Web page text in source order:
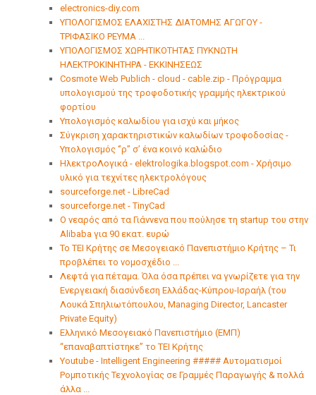
electronics-diy.com
ΥΠΟΛΟΓΙΣΜΟΣ ΕΛΑΧΙΣΤΗΣ ΔΙΑΤΟΜΗΣ ΑΓΩΓΟΥ -
ΤΡΙΦΑΣΙΚΟ ΡΕΥΜΑ ...
ΥΠΟΛΟΓΙΣΜΟΣ ΧΩΡΗΤΙΚΟΤΗΤΑΣ ΠΥΚΝΩΤΗ
ΗΛΕΚΤΡΟΚΙΝΗΤΗΡΑ - ΕΚΚΙΝΗΣΕΩΣ
Cosmote Web Publich - cloud - cable.zip - Πρόγραμμα
υπολογισμού της τροφοδοτικής γραμμής ηλεκτρικού
φορτίου
Υπολογισμός καλωδίου για ισχύ και μήκος
Σύγκριση χαρακτηριστικών καλωδίων τροφοδοσίας -
Υπολογισμός ‘’ρ’’ σ’ ένα κοινό καλώδιο
ΗλεκτροΛογικά - elektrologika.blogspot.com - Χρήσιμο
υλικό για τεχνίτες ηλεκτρολόγους
sourceforge.net - LibreCad
sourceforge.net - TinyCad
O νεαρός από τα Γιάννενα που πούλησε τη startup του στην
Alibaba για 90 εκατ. ευρώ
Το ΤΕΙ Κρήτης σε Μεσογειακό Πανεπιστήμιο Κρήτης – Τι
προβλέπει το νομοσχέδιο ...
Λεφτά για πέταμα. Όλα όσα πρέπει να γνωρίζετε για την
Ενεργειακή διασύνδεση Ελλάδας-Κύπρου-Ισραήλ (του
Λουκά Σπηλιωτόπουλου, Managing Director, Lancaster
Private Equity)
Ελληνικό Μεσογειακό Πανεπιστήμιο (ΕΜΠ)
“επαναβαπτίστηκε” το ΤΕΙ Κρήτης
Youtube - Intelligent Engineering ##### Αυτοματισμοί
Ρομποτικής Τεχνολογίας σε Γραμμές Παραγωγής & πολλά
άλλα ...